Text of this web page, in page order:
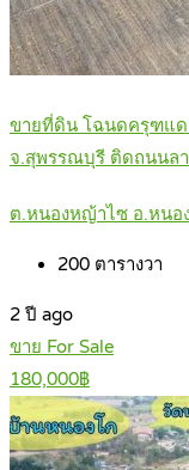
ขายที่ดิน โฉนดครุฑแด
จ.สุพรรณบุรี ติดถนนล
ต.หนองหญ้าไซ อ.หน
200 ตารางวา
2 ปี ago
ขาย For Sale
180,000฿